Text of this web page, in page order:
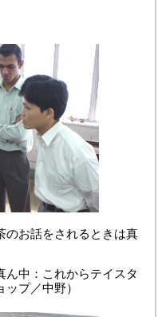
お話をされるときは真
ん中：これからテイスタ
プ／中野）